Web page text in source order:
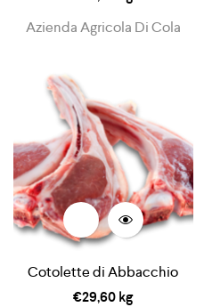
Azienda Agricola Di Cola
Cotolette di Abbacchio
€29,60kg